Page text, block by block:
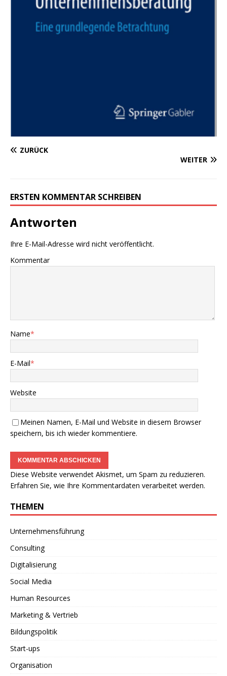
ZURÜCK
WEITER
ERSTEN KOMMENTAR SCHREIBEN
Antworten
Ihre E-Mail-Adresse wird nicht veröffentlicht.
Kommentar
Name*
E-Mail*
Website
Meinen Namen, E-Mail und Website in diesem Browser
speichern, bis ich wieder kommentiere.
Diese Website verwendet Akismet, um Spam zu reduzieren.
Erfahren Sie, wie Ihre Kommentardaten verarbeitet werden.
THEMEN
Unternehmensführung
Consulting
Digitalisierung
Social Media
Human Resources
Marketing & Vertrieb
Bildungspolitik
Start-ups
Organisation